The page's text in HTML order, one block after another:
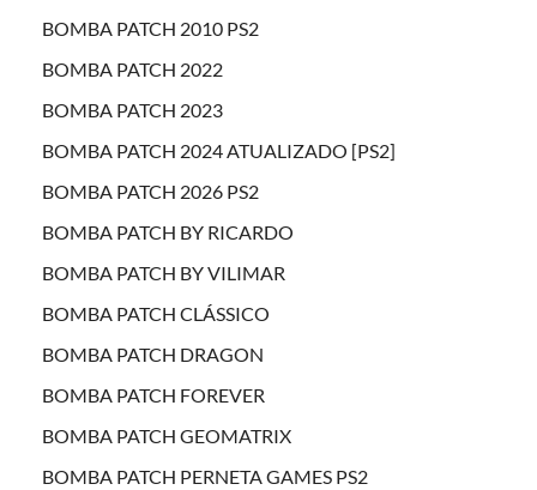
BOMBA PATCH 2010 PS2
BOMBA PATCH 2022
BOMBA PATCH 2023
BOMBA PATCH 2024 ATUALIZADO [PS2]
BOMBA PATCH 2026 PS2
BOMBA PATCH BY RICARDO
BOMBA PATCH BY VILIMAR
BOMBA PATCH CLÁSSICO
BOMBA PATCH DRAGON
BOMBA PATCH FOREVER
BOMBA PATCH GEOMATRIX
BOMBA PATCH PERNETA GAMES PS2